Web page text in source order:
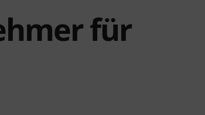
für